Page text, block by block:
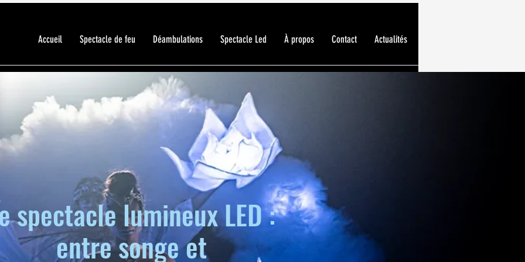
Accueil Spectacle de feu Déambulations Spectacle Led À propos Contact Actualités
spectacle lumineux LED :
entre songe et